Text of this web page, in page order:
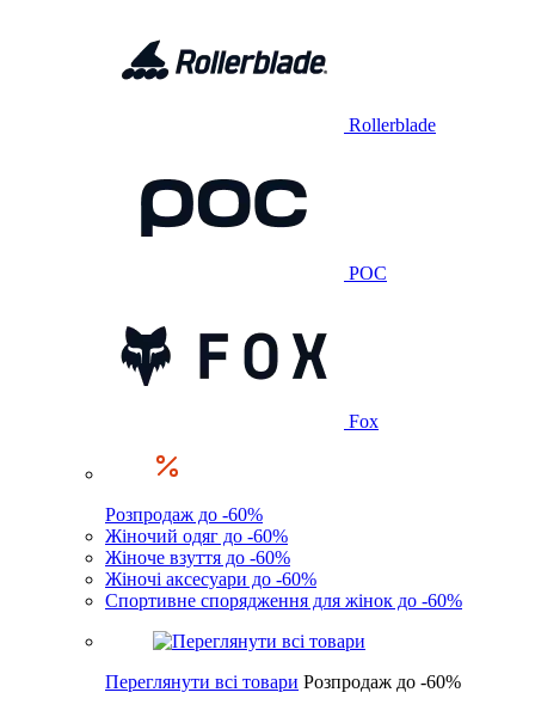
Rollerblade
POC
Fox
Розпродаж до -60%
Жіночий одяг до -60%
Жіноче взуття до -60%
Жіночі аксесуари до -60%
Спортивне спорядження для жінок до -60%
Переглянути всі товари Розпродаж до -60%